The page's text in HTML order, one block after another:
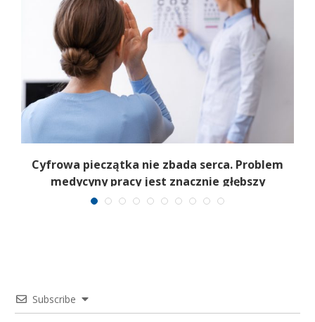
Cyfrowa pieczątka nie zbada serca. Problem
medycyny pracy jest znacznie głębszy
Subscribe